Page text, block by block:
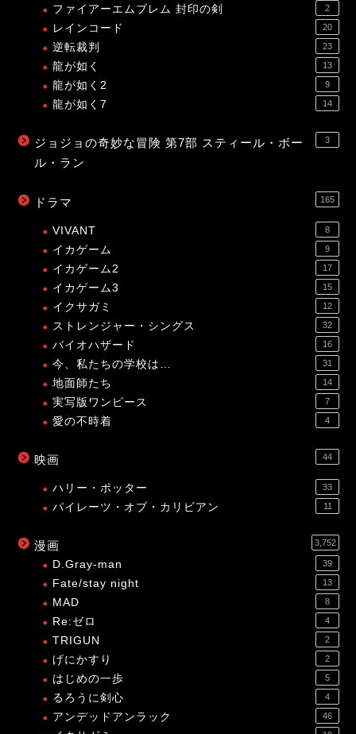
ファイアーエムブレム 封印の剣 2
レインコード 20
逆転裁判 23
龍が如く 13
龍が如く2 9
龍が如く7 14
ジョジョの奇妙な冒険 第7部 スティール・ボー
ル・ラン
3
ドラマ 165
VIVANT 8
イカゲーム 9
イカゲーム2 17
イカゲーム3 15
イクサガミ 12
ストレンジャー・シングス 32
バイオハザード 16
今、私たちの学校は… 31
地面師たち 14
実写版ワンピース 7
愛の不時着 4
映画 44
ハリー・ポッター 33
パイレーツ・オブ・カリビアン 11
漫画 3,752
D.Gray-man 39
Fate/stay night 13
MAD 8
Re:ゼロ 4
TRIGUN 2
げにかすり 2
はじめの一歩 5
るろうに剣心 4
アンデッドアンラック 46